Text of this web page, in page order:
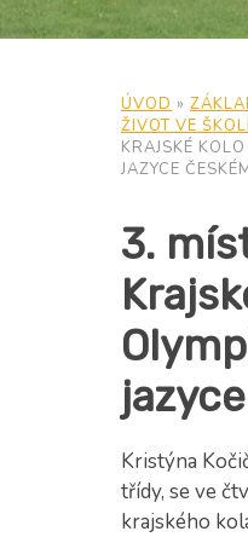
ÚVOD »
ŽIVOT VE
KRAJSKÉ
JAZYCE
3.
Kristýna
třídy, se ve
krajského